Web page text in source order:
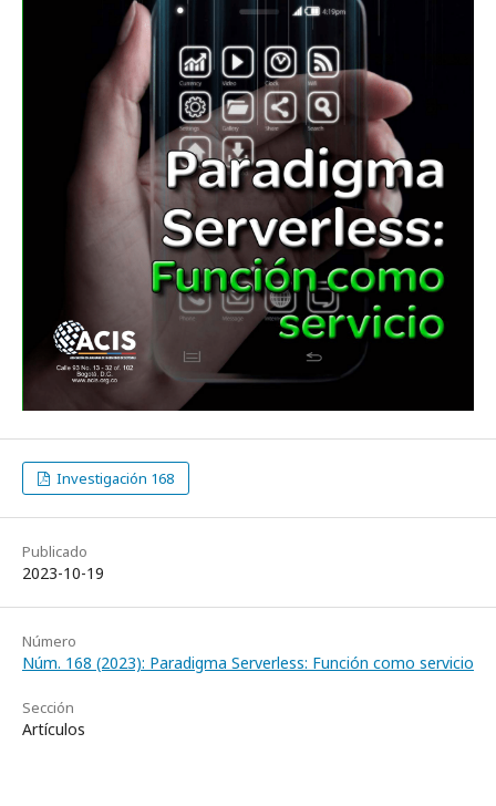
Investigación 168
Publicado
2023-10-19
Número
Núm. 168 (2023): Paradigma Serverless: Función como servicio
Sección
Artículos